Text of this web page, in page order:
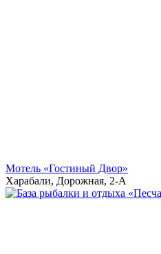
Мотель «Гостиный Двор»
Харабали, Дорожная, 2-А